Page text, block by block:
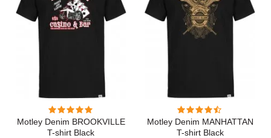
Motley Denim BROOKVILLE
T-shirt Black
Motley Denim MANHATTAN
T-shirt Black